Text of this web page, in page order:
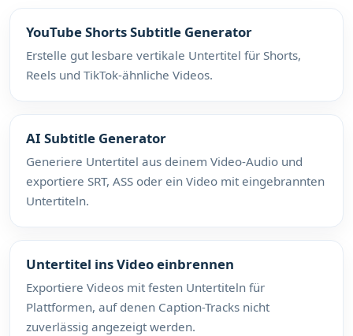
YouTube Shorts Subtitle Generator
Erstelle gut lesbare vertikale Untertitel für Shorts,
Reels und TikTok-ähnliche Videos.
AI Subtitle Generator
Generiere Untertitel aus deinem Video-Audio und
exportiere SRT, ASS oder ein Video mit eingebrannten
Untertiteln.
Untertitel ins Video einbrennen
Exportiere Videos mit festen Untertiteln für
Plattformen, auf denen Caption-Tracks nicht
zuverlässig angezeigt werden.